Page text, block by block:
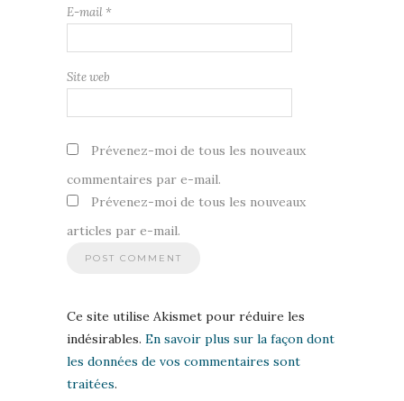
E-mail *
Site web
Prévenez-moi de tous les nouveaux
commentaires par e-mail.
Prévenez-moi de tous les nouveaux
articles par e-mail.
Ce site utilise Akismet pour réduire les
indésirables. En savoir plus sur la façon dont
les données de vos commentaires sont
traitées.